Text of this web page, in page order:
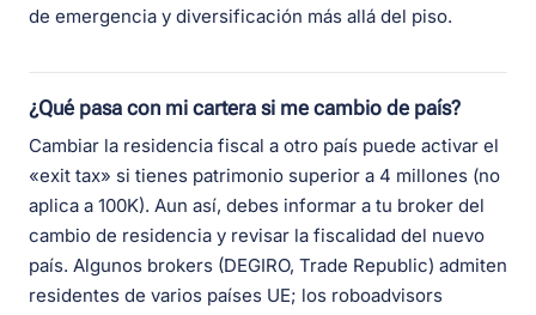
de emergencia y diversificación más allá del piso.
¿Qué pasa con mi cartera si me cambio de país?
Cambiar la residencia fiscal a otro país puede activar el
«exit tax» si tienes patrimonio superior a 4 millones (no
aplica a 100K). Aun así, debes informar a tu broker del
cambio de residencia y revisar la fiscalidad del nuevo
país. Algunos brokers (DEGIRO, Trade Republic) admiten
residentes de varios países UE; los roboadvisors